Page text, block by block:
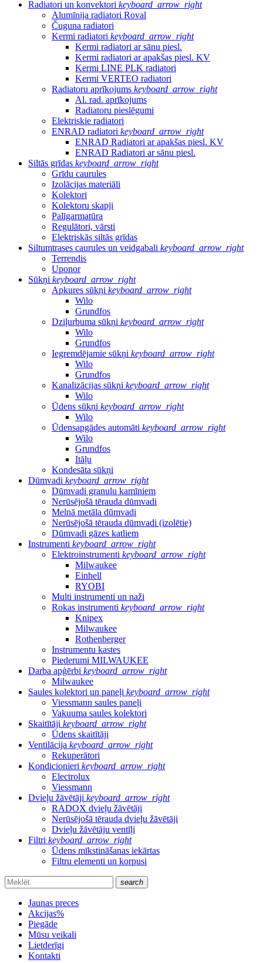
Radiatori un konvektori keyboard_arrow_right
Alumīnija radiatori Roval
Čuguna radiatori
Kermi radiatori keyboard_arrow_right
Kermi radiatori ar sānu piesl.
Kermi radiatori ar apakšas piesl. KV
Kermi LINE PLK radiatori
Kermi VERTEO radiatori
Radiatoru aprīkojums keyboard_arrow_right
Al. rad. aprīkojums
Radiatoru pieslēgumi
Elektriskie radiatori
ENRAD radiatori keyboard_arrow_right
ENRAD Radiatori ar apakšas piesl. KV
ENRAD Radiatori ar sānu piesl.
Siltās grīdas keyboard_arrow_right
Grīdu caurules
Izolācijas materiāli
Kolektori
Kolektoru skapji
Palīgarmatūra
Regulātori, vārsti
Elektriskās siltās grīdas
Siltumtrases caurules un veidgabali keyboard_arrow_right
Terrendis
Uponor
Sūkņi keyboard_arrow_right
Apkures sūkņi keyboard_arrow_right
Wilo
Grundfos
Dziļurbuma sūkņi keyboard_arrow_right
Wilo
Grundfos
Iegremdējamie sūkņi keyboard_arrow_right
Wilo
Grundfos
Kanalizācijas sūkņi keyboard_arrow_right
Wilo
Ūdens sūkņi keyboard_arrow_right
Wilo
Ūdensapgādes automāti keyboard_arrow_right
Wilo
Grundfos
Itāļu
Kondesāta sūkņi
Dūmvadi keyboard_arrow_right
Dūmvadi granulu kamīniem
Nerūsējošā tērauda dūmvadi
Melnā metāla dūmvadi
Nerūsējošā tērauda dūmvadi (izolētie)
Dūmvadi gāzes katliem
Instrumenti keyboard_arrow_right
Elektroinstrumenti keyboard_arrow_right
Milwaukee
Einhell
RYOBI
Multi instrumenti un naži
Rokas instrumenti keyboard_arrow_right
Knipex
Milwaukee
Rothenberger
Instrumentu kastes
Piederumi MILWAUKEE
Darba apģērbi keyboard_arrow_right
Milwaukee
Saules kolektori un paneļi keyboard_arrow_right
Viessmann saules paneļi
Vakuuma saules kolektori
Skaitītāji keyboard_arrow_right
Ūdens skaitītāji
Ventilācija keyboard_arrow_right
Rekuperātori
Kondicionieri keyboard_arrow_right
Electrolux
Viessmann
Dvieļu žāvētāji keyboard_arrow_right
RADOX dvieļu žāvētāji
Nerūsējošā tērauda dvieļu žāvētāji
Dvieļu žāvētāju ventīļi
Filtri keyboard_arrow_right
Ūdens mīkstināšanas iekārtas
Filtru elementi un korpusi
search
Jaunas preces
Akcijas%
Piegāde
Mūsu veikali
Lietderīgi
Kontakti